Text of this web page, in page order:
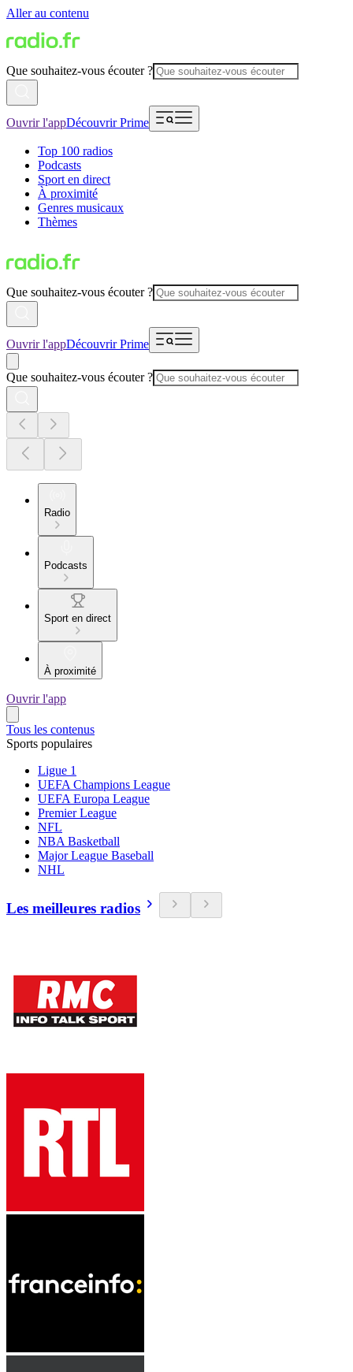
Aller au contenu
Que souhaitez-vous écouter ?
Ouvrir l'appDécouvrir Prime
Top 100 radios
Podcasts
Sport en direct
À proximité
Genres musicaux
Thèmes
Que souhaitez-vous écouter ?
Ouvrir l'appDécouvrir Prime
Que souhaitez-vous écouter ?
Radio
Podcasts
Sport en direct
À proximité
Ouvrir l'app
Tous les contenus
Sports populaires
Ligue 1
UEFA Champions League
UEFA Europa League
Premier League
NFL
NBA Basketball
Major League Baseball
NHL
Les meilleures radios